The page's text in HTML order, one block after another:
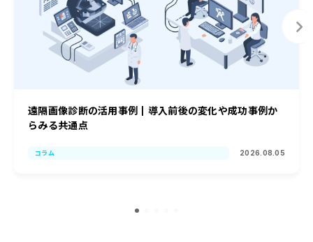
遠隔画像診断の活用事例┃導入前後の変化や成功事例か
らみる共通点
コラム 2026.08.05